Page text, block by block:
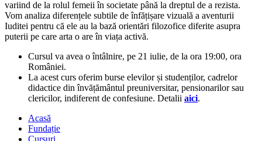
variind de la rolul femeii în societate până la dreptul de a rezista.
Vom analiza diferențele subtile de înfățișare vizuală a aventurii
Iuditei pentru că ele au la bază orientări filozofice diferite asupra
puterii pe care arta o are în viața activă.
Cursul va avea o întâlnire, pe 21 iulie, de la ora 19:00, ora
României.
La acest curs oferim burse elevilor și studenților, cadrelor
didactice din învățământul preuniversitar, pensionarilor sau
clericilor, indiferent de confesiune. Detalii aici.
Acasă
Fundație